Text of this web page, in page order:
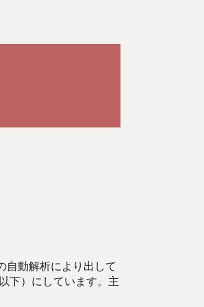
自動解析により出して
下）にしています。主